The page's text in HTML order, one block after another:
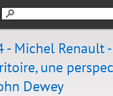
Michel Renault
une
Dewey